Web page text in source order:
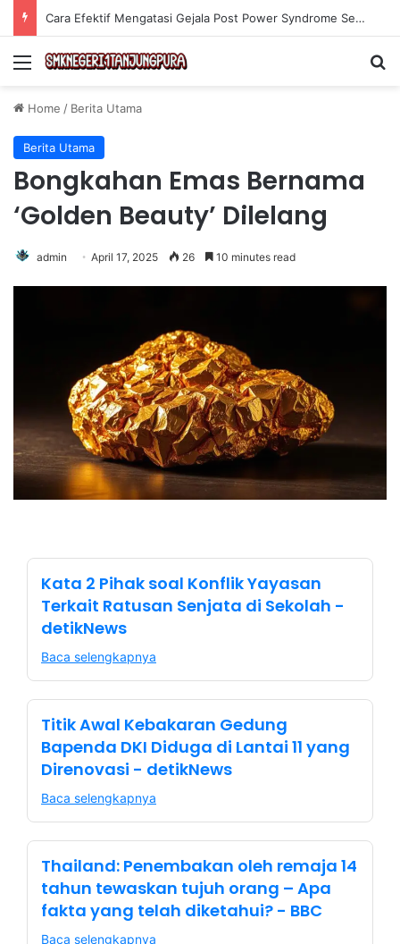
Cara Efektif Mengatasi Gejala Post Power Syndrome Setelah Pensiun Kerja
Menu
Home / Berita Utama
Berita Utama
Bongkahan Emas Bernama
‘Golden Beauty’ Dilelang
admin April 17, 2025 26 10 minutes read
Kata 2 Pihak soal Konflik Yayasan
Terkait Ratusan Senjata di Sekolah -
detikNews
Baca selengkapnya
Titik Awal Kebakaran Gedung
Bapenda DKI Diduga di Lantai 11 yang
Direnovasi - detikNews
Baca selengkapnya
Thailand: Penembakan oleh remaja 14
tahun tewaskan tujuh orang – Apa
fakta yang telah diketahui? - BBC
Baca selengkapnya